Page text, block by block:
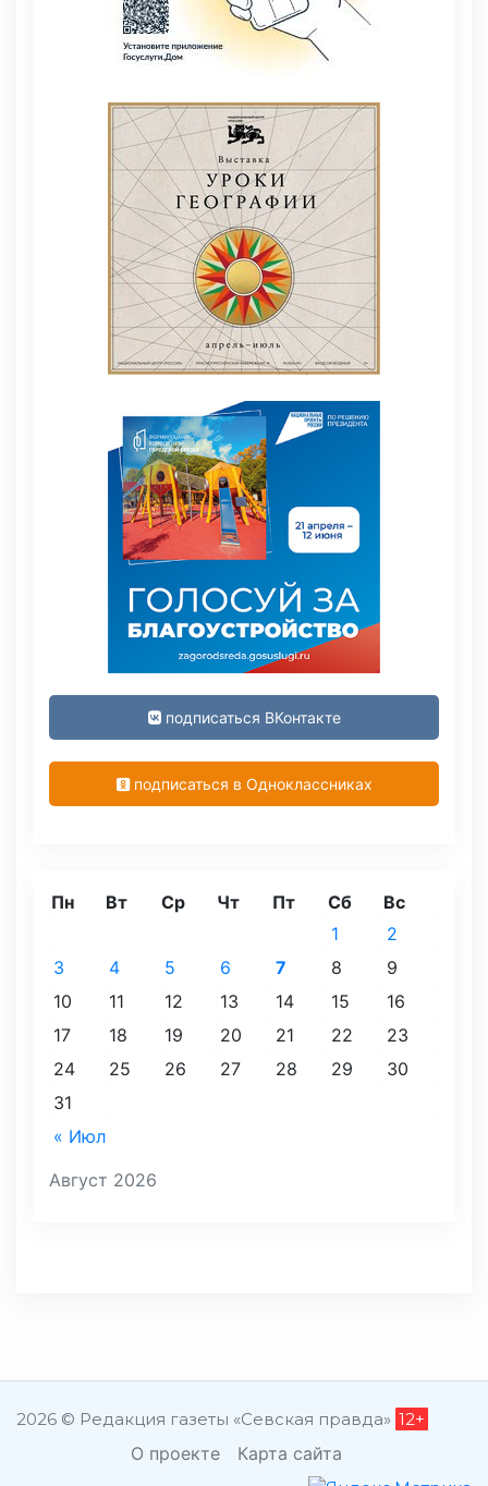
подписаться ВКонтакте
подписаться в Одноклассниках
Август 2026
Пн Вт Ср Чт Пт Сб Вс
« Июл
1
2
3
4 5 6 7 8
9
10
11 12 13 14 15
16
17
18 19 20 21 22
23
24
25 26 27 28 29
30
31
2026 © Редакция газеты «Севская правда» 12+
О проекте Карта сайта